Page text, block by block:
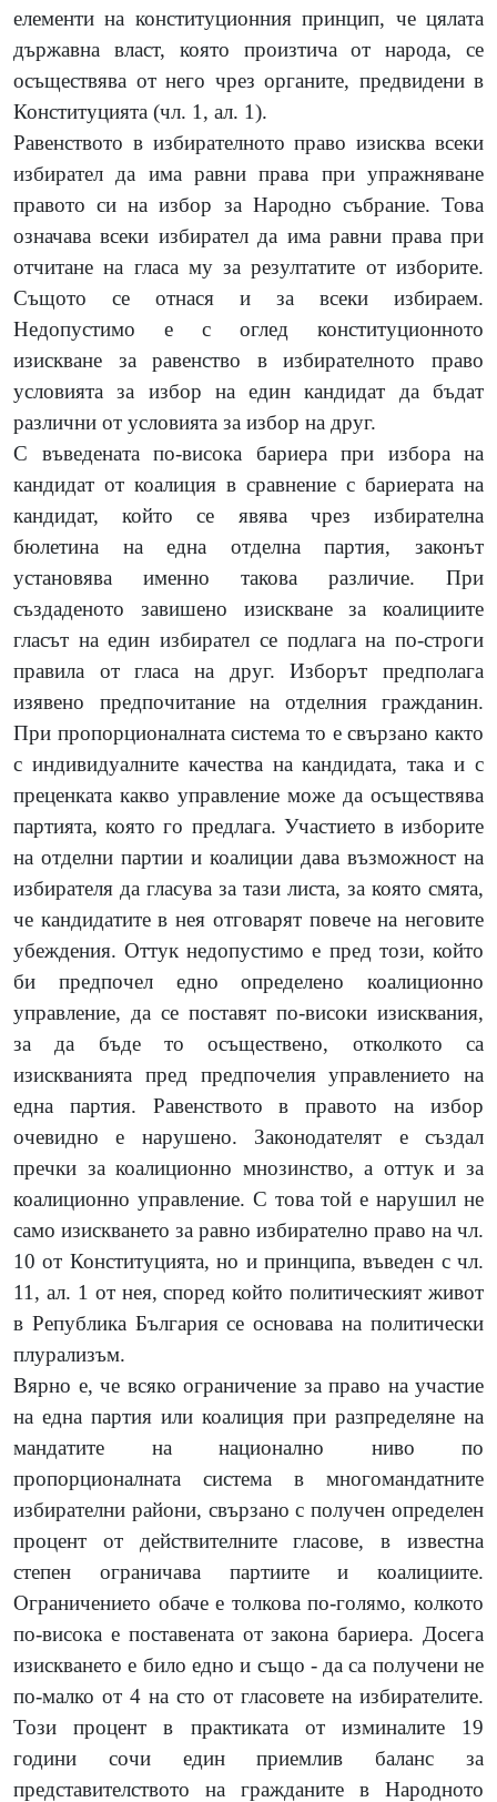
елементи на конституционния принцип, че цялата
държавна власт, която произтича от народа, се
осъществява от него чрез органите, предвидени в
Конституцията (чл. 1, ал. 1).
Равенството в избирателното право изисква всеки
избирател да има равни права при упражняване
правото си на избор за Народно събрание. Това
означава всеки избирател да има равни права при
отчитане на гласа му за резултатите от изборите.
Същото се отнася и за всеки избираем.
Недопустимо е с оглед конституционното
изискване за равенство в избирателното право
условията за избор на един кандидат да бъдат
различни от условията за избор на друг.
С въведената по-висока бариера при избора на
кандидат от коалиция в сравнение с бариерата на
кандидат, който се явява чрез избирателна
бюлетина на една отделна партия, законът
установява именно такова различие. При
създаденото завишено изискване за коалициите
гласът на един избирател се подлага на по-строги
правила от гласа на друг. Изборът предполага
изявено предпочитание на отделния гражданин.
При пропорционалната система то е свързано както
с индивидуалните качества на кандидата, така и с
преценката какво управление може да осъществява
партията, която го предлага. Участието в изборите
на отделни партии и коалиции дава възможност на
избирателя да гласува за тази листа, за която смята,
че кандидатите в нея отговарят повече на неговите
убеждения. Оттук недопустимо е пред този, който
би предпочел едно определено коалиционно
управление, да се поставят по-високи изисквания,
за да бъде то осъществено, отколкото са
изискванията пред предпочелия управлението на
една партия. Равенството в правото на избор
очевидно е нарушено. Законодателят е създал
пречки за коалиционно мнозинство, а оттук и за
коалиционно управление. С това той е нарушил не
само изискването за равно избирателно право на чл.
10 от Конституцията, но и принципа, въведен с чл.
11, ал. 1 от нея, според който политическият живот
в Република България се основава на политически
плурализъм.
Вярно е, че всяко ограничение за право на участие
на една партия или коалиция при разпределяне на
мандатите на национално ниво по
пропорционалната система в многомандатните
избирателни райони, свързано с получен определен
процент от действителните гласове, в известна
степен ограничава партиите и коалициите.
Ограничението обаче е толкова по-голямо, колкото
по-висока е поставената от закона бариера. Досега
изискването е било едно и също - да са получени не
по-малко от 4 на сто от гласовете на избирателите.
Този процент в практиката от изминалите 19
години сочи един приемлив баланс за
представителството на гражданите в Народното